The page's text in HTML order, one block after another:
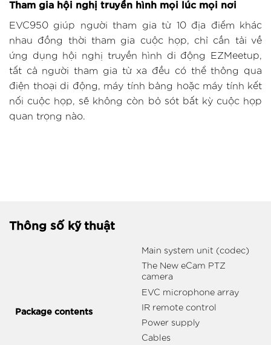
Tham gia hội nghị truyền hình mọi lúc mọi nơi
EVC950 giúp người tham gia từ 10 địa điểm khác
nhau đồng thời tham gia cuộc họp, chỉ cần tải về
ứng dụng hội nghị truyền hình di động EZMeetup,
tất cả người tham gia từ xa đều có thể thông qua
điện thoại di động, máy tính bảng hoặc máy tính kết
nối cuộc họp, sẽ không còn bỏ sót bất kỳ cuộc họp
quan trọng nào.
Thông số kỹ thuật
Package contents
Main system unit (codec)
The New eCam PTZ
camera
EVC microphone array
IR remote control
Power supply
Cables